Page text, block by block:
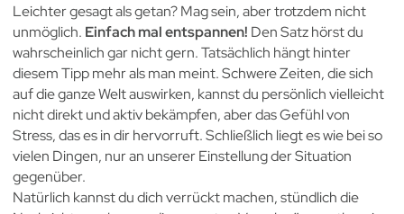
Leichter gesagt als getan? Mag sein, aber trotzdem nicht
unmöglich. Einfach mal entspannen! Den Satz hörst du
wahrscheinlich gar nicht gern. Tatsächlich hängt hinter
diesem Tipp mehr als man meint. Schwere Zeiten, die sich
auf die ganze Welt auswirken, kannst du persönlich vielleicht
nicht direkt und aktiv bekämpfen, aber das Gefühl von
Stress, das es in dir hervorruft. Schließlich liegt es wie bei so
vielen Dingen, nur an unserer Einstellung der Situation
gegenüber.
Natürlich kannst du dich verrückt machen, stündlich die